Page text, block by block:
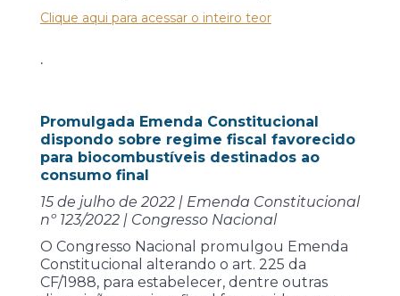
Clique aqui para acessar o inteiro teor
.
Promulgada Emenda Constitucional
dispondo sobre regime fiscal favorecido
para biocombustíveis destinados ao
consumo final
15 de julho de 2022 | Emenda Constitucional
nº 123/2022 | Congresso Nacional
O Congresso Nacional promulgou Emenda
Constitucional alterando o art. 225 da
CF/1988, para estabelecer, dentre outras